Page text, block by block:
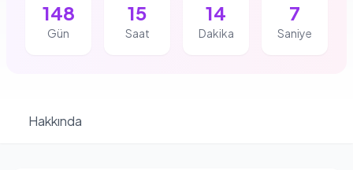
148
Gün
15
Saat
14
Dakika
7
Saniye
Hakkında